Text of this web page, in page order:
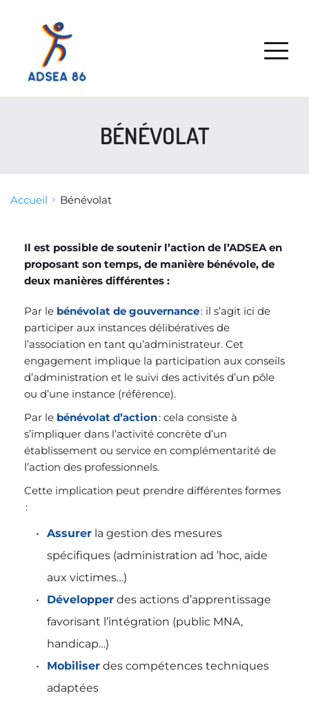
BÉNÉVOLAT
Accueil Bénévolat
Il est possible de soutenir l’action de l’ADSEA en
proposant son temps, de manière bénévole, de
deux manières différentes :
Par le bénévolat de gouvernance : il s’agit ici de
participer aux instances délibératives de
l’association en tant qu’administrateur. Cet
engagement implique la participation aux conseils
d’administration et le suivi des activités d’un pôle
ou d’une instance (référence).
Par le bénévolat d’action : cela consiste à
s’impliquer dans l’activité concrète d’un
établissement ou service en complémentarité de
l’action des professionnels.
Cette implication peut prendre différentes formes
:
Assurer la gestion des mesures
spécifiques (administration ad ’hoc, aide
aux victimes…)
Développer des actions d’apprentissage
favorisant l’intégration (public MNA,
handicap…)
Mobiliser des compétences techniques
adaptées